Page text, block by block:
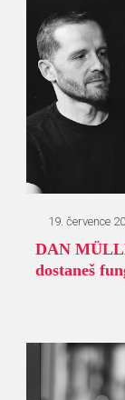
19. července
DAN
dostaneš